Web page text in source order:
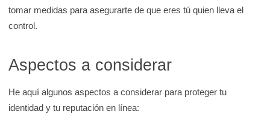
o
t
c
a
d
e
tomar medidas para asegurarte de que eres tú quien lleva el
control.
Aspectos a considerar
He aquí algunos aspectos a considerar para proteger tu
identidad y tu reputación en línea: